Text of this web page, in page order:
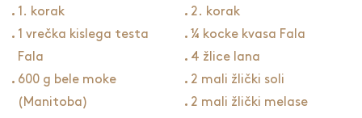
1. korak
1 vrečka kislega testa
Fala
600 g bele moke
(Manitoba)
2. korak
¼ kocke kvasa Fala
4 žlice lana
2 mali žlički soli
2 mali žlički melase